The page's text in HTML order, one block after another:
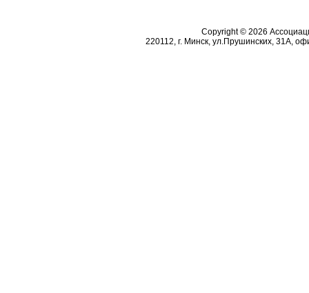
Copyright © 2026
220112, г. Минск, ул.Прушинских, 31А,